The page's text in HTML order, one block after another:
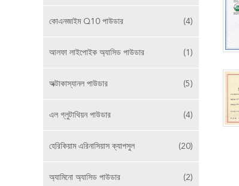
কোএনজাইম Q10 পাউডার (4)
আলফা লাইপোইক অ্যাসিড পাউডার (1)
অক্টাকাস্যানল পাউডার (5)
এল গ্লুটাথিয়ন পাউডার (4)
হেরিকিয়াম এরিনাসিয়াস ক্যাপসুল (20)
অ্যামিনো অ্যাসিড পাউডার (2)